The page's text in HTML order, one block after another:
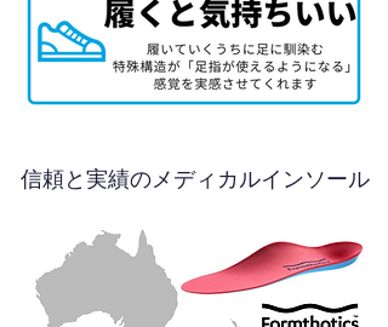
信頼と実績のメディカルインソール